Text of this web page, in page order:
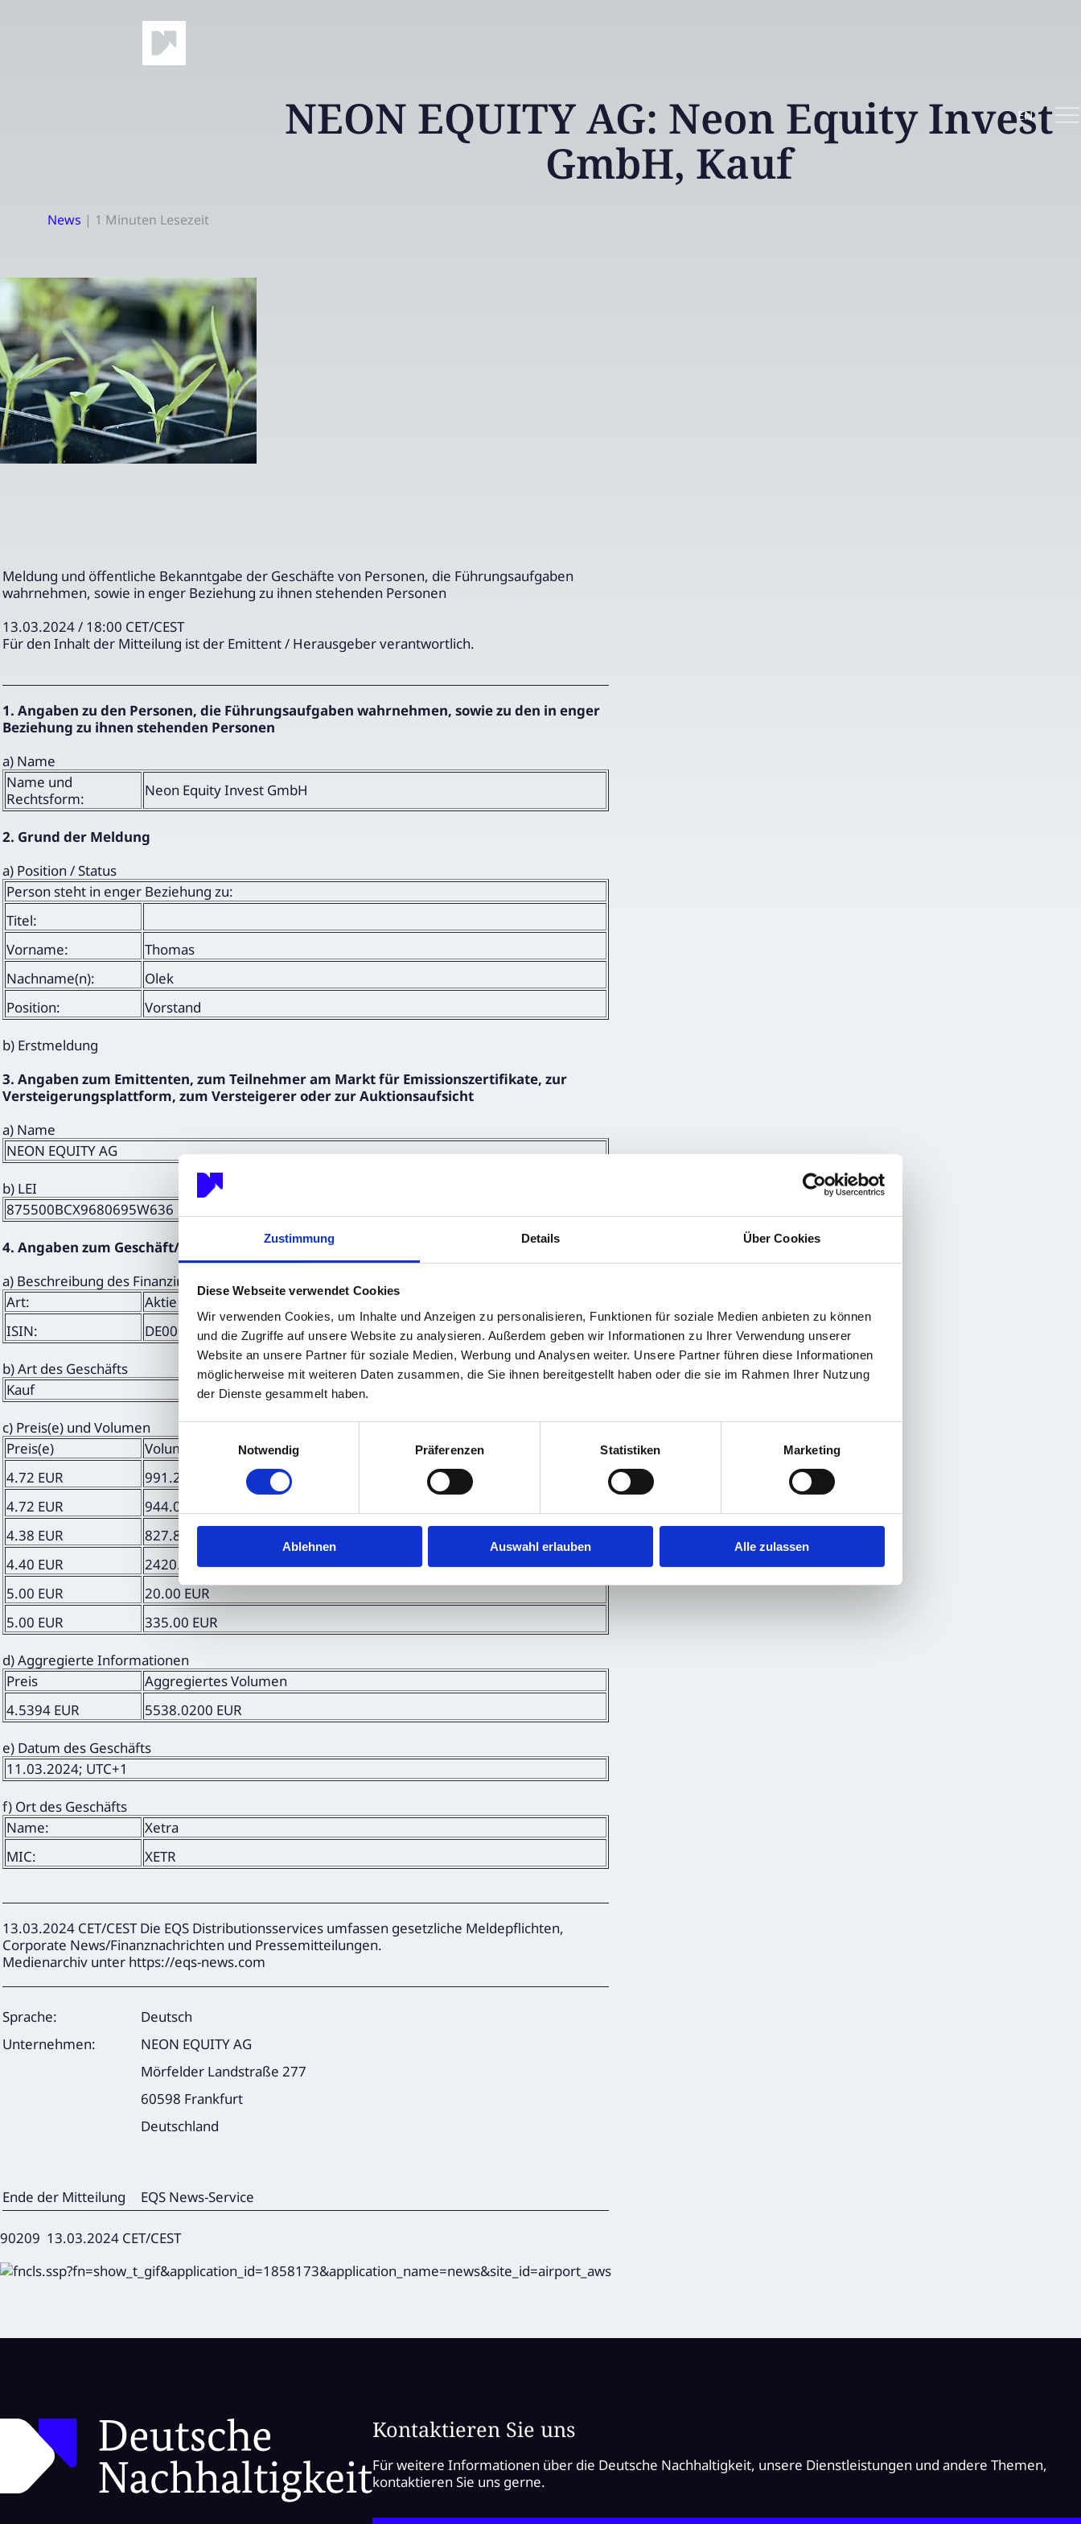
Zustimmung Details Über Cookies
Diese Webseite verwendet Cookies
Wir verwenden Cookies, um Inhalte und Anzeigen zu personalisieren, Funktionen für soziale Medien anbieten zu können
und die Zugriffe auf unsere Website zu analysieren. Außerdem geben wir Informationen zu Ihrer Verwendung unserer
Website an unsere Partner für soziale Medien, Werbung und Analysen weiter. Unsere Partner führen diese Informationen
möglicherweise mit weiteren Daten zusammen, die Sie ihnen bereitgestellt haben oder die sie im Rahmen Ihrer Nutzung
der Dienste gesammelt haben.
Notwendig
Präferenzen Statistiken Marketing
Ablehnen Auswahl erlauben Alle zulassen
EN
NEON EQUITY AG: Neon Equity Invest
GmbH, Kauf
News | 1 Minuten Lesezeit
Meldung und öffentliche Bekanntgabe der Geschäfte von Personen, die Führungsaufgaben
wahrnehmen, sowie in enger Beziehung zu ihnen stehenden Personen
13.03.2024 / 18:00 CET/CEST
Für den Inhalt der Mitteilung ist der Emittent / Herausgeber verantwortlich.
1. Angaben zu den Personen, die Führungsaufgaben wahrnehmen, sowie zu den in enger
Beziehung zu ihnen stehenden Personen
a) Name
Name und
Rechtsform:
Neon Equity Invest GmbH
2. Grund der Meldung
a) Position / Status
Person steht in enger Beziehung zu:
Titel:
Vorname:
Thomas
Nachname(n):
Olek
Position:
Vorstand
b) Erstmeldung
3. Angaben zum Emittenten, zum Teilnehmer am Markt für Emissionszertifikate, zur
Versteigerungsplattform, zum Versteigerer oder zur Auktionsaufsicht
a) Name
NEON EQUITY AG
b) LEI
875500BCX9680695W636
4. Angaben zum Geschäft/zu den Geschäften
a) Beschreibung des Finanzinstruments, Art des Instruments, Kennung
Art:
Aktie
ISIN:
DE000A3DW408
b) Art des Geschäfts
Kauf
c) Preis(e) und Volumen
Preis(e)
Volumen
4.72 EUR
991.20 EUR
4.72 EUR
944.00 EUR
4.38 EUR
827.82 EUR
4.40 EUR
2420.00 EUR
5.00 EUR
20.00 EUR
5.00 EUR
335.00 EUR
d) Aggregierte Informationen
Preis
Aggregiertes Volumen
4.5394 EUR
5538.0200 EUR
e) Datum des Geschäfts
11.03.2024; UTC+1
f) Ort des Geschäfts
Name:
Xetra
MIC:
XETR
13.03.2024 CET/CEST Die EQS Distributionsservices umfassen gesetzliche Meldepflichten,
Corporate News/Finanznachrichten und Pressemitteilungen.
Medienarchiv unter https://eqs-news.com
Sprache:
Deutsch
Unternehmen:
NEON EQUITY AG
Mörfelder Landstraße 277
60598 Frankfurt
Deutschland
Ende der Mitteilung EQS News-Service
90209 13.03.2024 CET/CEST
Kontaktieren Sie uns
Für weitere Informationen über die Deutsche Nachhaltigkeit, unsere Dienstleistungen und andere Themen,
kontaktieren Sie uns gerne.